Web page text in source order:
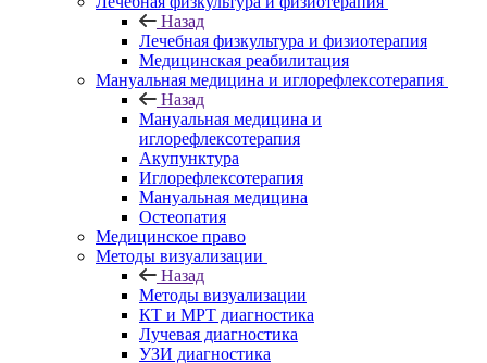
Назад
Лечебная физкультура и физиотерапия
Медицинская реабилитация
Мануальная медицина и иглорефлексотерапия
Назад
Мануальная медицина и
иглорефлексотерапия
Акупунктура
Иглорефлексотерапия
Мануальная медицина
Остеопатия
Медицинское право
Методы визуализации
Назад
Методы визуализации
КТ и МРТ диагностика
Лучевая диагностика
УЗИ диагностика